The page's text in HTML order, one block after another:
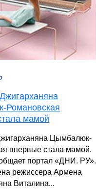
Романовская
мамой
Цымбалюк-
впервые стала мамой.
портал «ДНИ. РУ».
режиссера Армена
Виталина...